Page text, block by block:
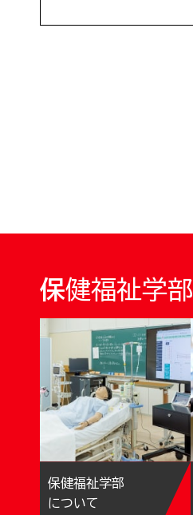
保健福祉学部
保健福祉学部
について